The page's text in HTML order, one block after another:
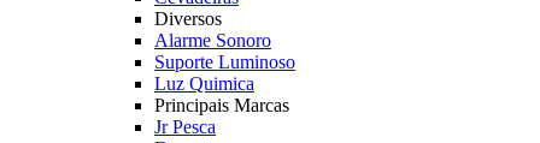
Diversos
Alarme Sonoro
Suporte Luminoso
Luz Quimica
Principais Marcas
Jr Pesca